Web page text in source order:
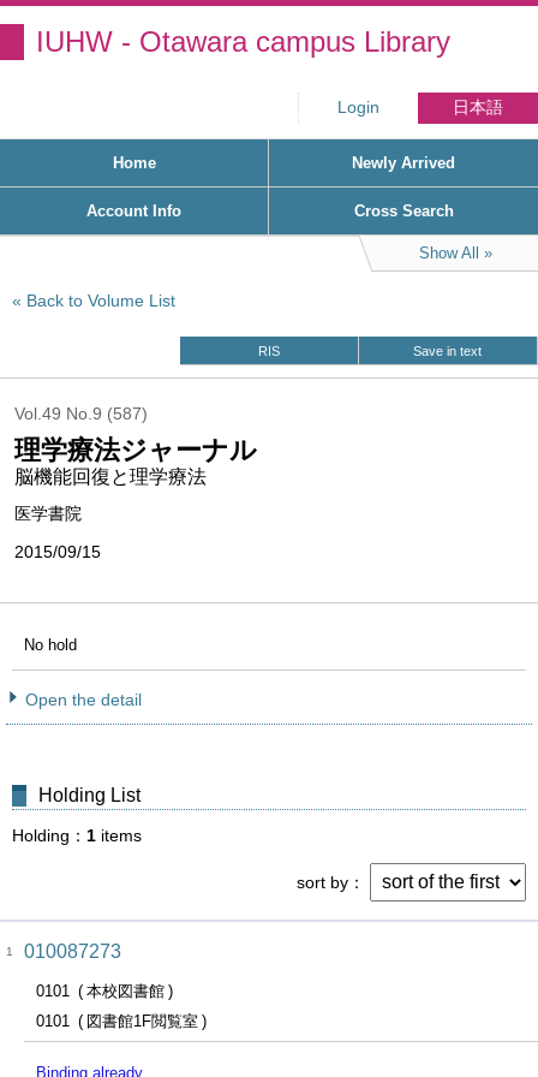
IUHW - Otawara campus Library
Login 日本語
Home Newly Arrived
Account Info Cross Search
Show All
Back to Volume List
RIS Save in text
Vol.49 No.9 (587)
理学療法ジャーナル
脳機能回復と理学療法
医学書院
2015/09/15
No hold
Open the detail
Holding List
Holding 1 items
sort by
1 010087273
0101
本校図書館
0101
図書館1F閲覧室
Binding already